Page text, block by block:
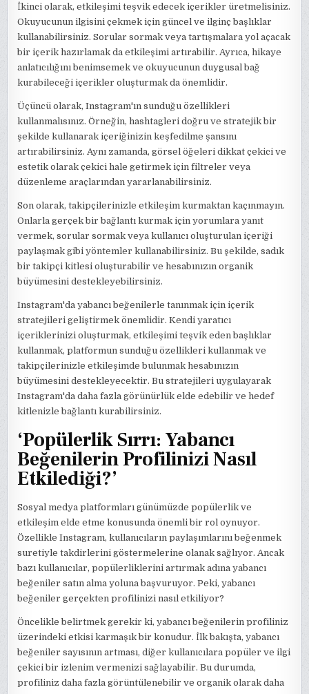
İkinci olarak, etkileşimi teşvik edecek içerikler üretmelisiniz.
Okuyucunun ilgisini çekmek için güncel ve ilginç başlıklar
kullanabilirsiniz. Sorular sormak veya tartışmalara yol açacak
bir içerik hazırlamak da etkileşimi artırabilir. Ayrıca, hikaye
anlatıcılığını benimsemek ve okuyucunun duygusal bağ
kurabileceği içerikler oluşturmak da önemlidir.
Üçüncü olarak, Instagram'ın sunduğu özellikleri
kullanmalısınız. Örneğin, hashtagleri doğru ve stratejik bir
şekilde kullanarak içeriğinizin keşfedilme şansını
artırabilirsiniz. Aynı zamanda, görsel öğeleri dikkat çekici ve
estetik olarak çekici hale getirmek için filtreler veya
düzenleme araçlarından yararlanabilirsiniz.
Son olarak, takipçilerinizle etkileşim kurmaktan kaçınmayın.
Onlarla gerçek bir bağlantı kurmak için yorumlara yanıt
vermek, sorular sormak veya kullanıcı oluşturulan içeriği
paylaşmak gibi yöntemler kullanabilirsiniz. Bu şekilde, sadık
bir takipçi kitlesi oluşturabilir ve hesabınızın organik
büyümesini destekleyebilirsiniz.
Instagram'da yabancı beğenilerle tanınmak için içerik
stratejileri geliştirmek önemlidir. Kendi yaratıcı
içeriklerinizi oluşturmak, etkileşimi teşvik eden başlıklar
kullanmak, platformun sunduğu özellikleri kullanmak ve
takipçilerinizle etkileşimde bulunmak hesabınızın
büyümesini destekleyecektir. Bu stratejileri uygulayarak
Instagram'da daha fazla görünürlük elde edebilir ve hedef
kitlenizle bağlantı kurabilirsiniz.
‘Popülerlik Sırrı: Yabancı
Beğenilerin Profilinizi Nasıl
Etkilediği?’
Sosyal medya platformları günümüzde popülerlik ve
etkileşim elde etme konusunda önemli bir rol oynuyor.
Özellikle Instagram, kullanıcıların paylaşımlarını beğenmek
suretiyle takdirlerini göstermelerine olanak sağlıyor. Ancak
bazı kullanıcılar, popülerliklerini artırmak adına yabancı
beğeniler satın alma yoluna başvuruyor. Peki, yabancı
beğeniler gerçekten profilinizi nasıl etkiliyor?
Öncelikle belirtmek gerekir ki, yabancı beğenilerin profiliniz
üzerindeki etkisi karmaşık bir konudur. İlk bakışta, yabancı
beğeniler sayısının artması, diğer kullanıcılara popüler ve ilgi
çekici bir izlenim vermenizi sağlayabilir. Bu durumda,
profiliniz daha fazla görüntülenebilir ve organik olarak daha